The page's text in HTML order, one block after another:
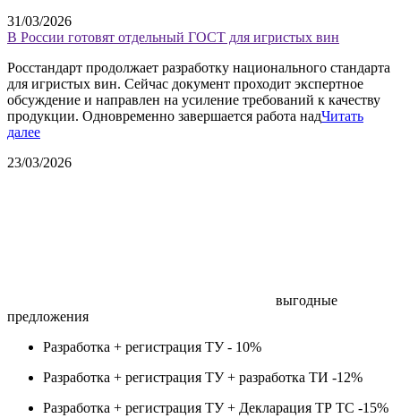
31/03/2026
В России готовят отдельный ГОСТ для игристых вин
Росстандарт продолжает разработку национального стандарта
для игристых вин. Сейчас документ проходит экспертное
обсуждение и направлен на усиление требований к качеству
продукции. Одновременно завершается работа надЧитать
далее
23/03/2026
выгодные
предложения
Разработка + регистрация ТУ - 10%
Разработка + регистрация ТУ + разработка ТИ -12%
Разработка + регистрация ТУ + Декларация ТР ТС -15%